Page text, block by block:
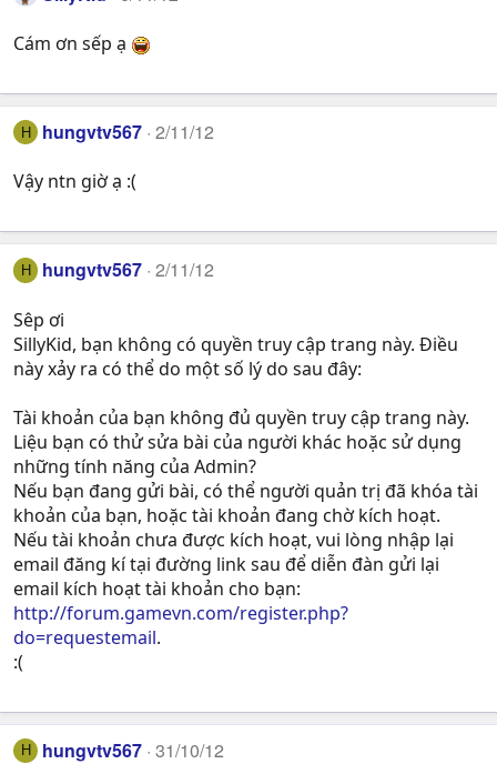
Cám ơn sếp ạ
H hungvtv567 2/11/12
Vậy ntn giờ ạ :(
H hungvtv567 2/11/12
Sêp ơi
SillyKid, bạn không có quyền truy cập trang này. Điều
này xảy ra có thể do một số lý do sau đây:
Tài khoản của bạn không đủ quyền truy cập trang này.
Liệu bạn có thử sửa bài của người khác hoặc sử dụng
những tính năng của Admin?
Nếu bạn đang gửi bài, có thể người quản trị đã khóa tài
khoản của bạn, hoặc tài khoản đang chờ kích hoạt.
Nếu tài khoản chưa được kích hoạt, vui lòng nhập lại
email đăng kí tại đường link sau để diễn đàn gửi lại
email kích hoạt tài khoản cho bạn:
http://forum.gamevn.com/register.php?
do=requestemail.
:(
H hungvtv567 31/10/12